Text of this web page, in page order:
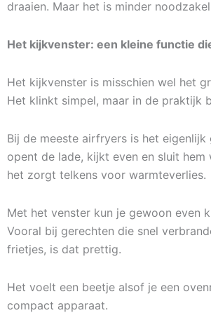
draaien. Maar het is minder
Het kijkvenster: een kleine functie
Het kijkvenster is misschien wel het
Het klinkt simpel, maar in de praktijk
Bij de meeste airfryers is het
opent de lade, kijkt even en sluit
het zorgt telkens voor warmteverlies.
Met het venster kun je gewoon even
Vooral bij gerechten die snel
frietjes, is dat prettig.
Het voelt een beetje alsof je een
compact apparaat.